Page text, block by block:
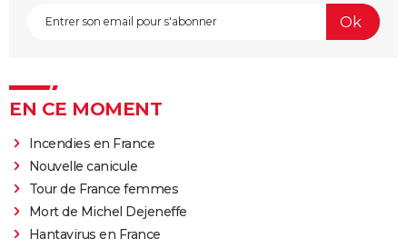
EN CE MOMENT
Incendies en France
Nouvelle canicule
Tour de France femmes
Mort de Michel Dejeneffe
Hantavirus en France